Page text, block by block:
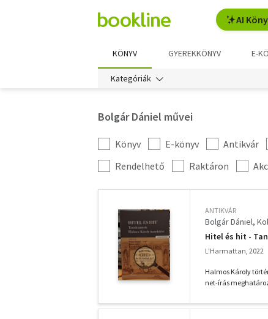
AI
KÖNYV GYEREKKÖNYV E-
Kategóriák
Bolgár Dániel művei
Kategória
szűrés
Könyv E-könyv Antikvár
További
szűrők
Rendelhető Raktáron
ANTIKVÁR
Bolgár Dániel
Hitel és hit -
L'Harmattan, 2022
Halmos Károly
net-írás